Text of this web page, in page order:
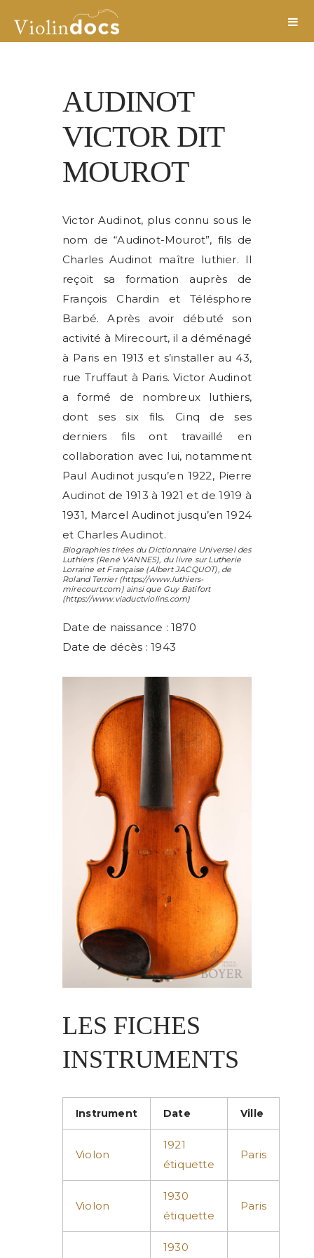
AUDINOT
VICTOR DIT
MOUROT
Victor Audinot, plus connu sous le
nom de “Audinot-Mourot”, fils de
Charles Audinot maître luthier. Il
reçoit sa formation auprès de
François Chardin et Télésphore
Barbé. Après avoir débuté son
activité à Mirecourt, il a déménagé
à Paris en 1913 et s’installer au 43,
rue Truffaut à Paris. Victor Audinot
a formé de nombreux luthiers,
dont ses six fils. Cinq de ses
derniers fils ont travaillé en
collaboration avec lui, notamment
Paul Audinot jusqu’en 1922, Pierre
Audinot de 1913 à 1921 et de 1919 à
1931, Marcel Audinot jusqu’en 1924
et Charles Audinot.
Biographies tirées du Dictionnaire Universel des
Luthiers (René VANNES), du livre sur Lutherie
Lorraine et Française (Albert JACQUOT), de
Roland Terrier(https://www.luthiers-
mirecourt.com) ainsi que Guy Batifort
(https://www.viaductviolins.com)
Date de naissance : 1870
Date de décès : 1943
LES FICHES
INSTRUMENTS
Instrument Date Ville
Violon
1921
étiquette
Paris
Violon
1930
étiquette
Paris
1930